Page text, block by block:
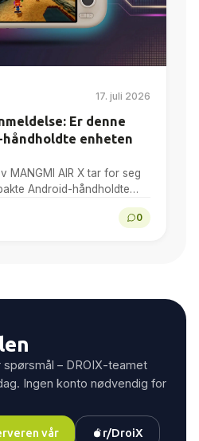
17. juli 2026
Er denne
enheten
MANGMI AIR X tar for seg
Android-håndholdte
1080p-skjermen, ytelsen til
spill, emulering,
0
– DROIX-teamet
Ingen konto nødvendig for
vår r/DroiX